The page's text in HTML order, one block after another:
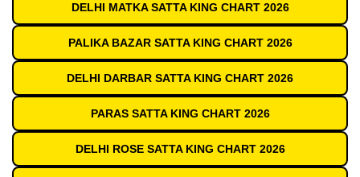
DELHI MATKA SATTA KING CHART 2026
PALIKA BAZAR SATTA KING CHART 2026
DELHI DARBAR SATTA KING CHART 2026
PARAS SATTA KING CHART 2026
DELHI ROSE SATTA KING CHART 2026